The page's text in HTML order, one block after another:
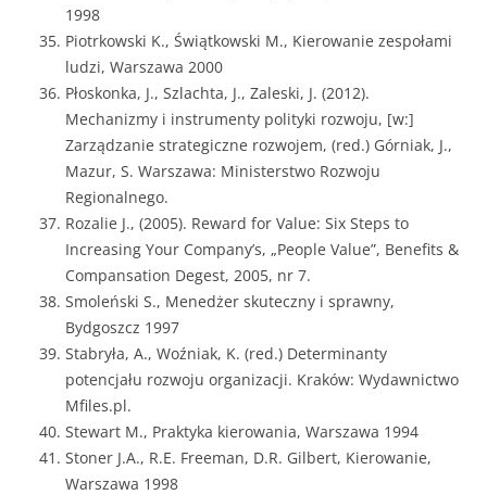
1998
Piotrkowski K., Świątkowski M., Kierowanie zespołami
ludzi, Warszawa 2000
Płoskonka, J., Szlachta, J., Zaleski, J. (2012).
Mechanizmy i instrumenty polityki rozwoju, [w:]
Zarządzanie strategiczne rozwojem, (red.) Górniak, J.,
Mazur, S. Warszawa: Ministerstwo Rozwoju
Regionalnego.
Rozalie J., (2005). Reward for Value: Six Steps to
Increasing Your Company’s, „People Value”, Benefits &
Compansation Degest, 2005, nr 7.
Smoleński S., Menedżer skuteczny i sprawny,
Bydgoszcz 1997
Stabryła, A., Woźniak, K. (red.) Determinanty
potencjału rozwoju organizacji. Kraków: Wydawnictwo
Mfiles.pl.
Stewart M., Praktyka kierowania, Warszawa 1994
Stoner J.A., R.E. Freeman, D.R. Gilbert, Kierowanie,
Warszawa 1998